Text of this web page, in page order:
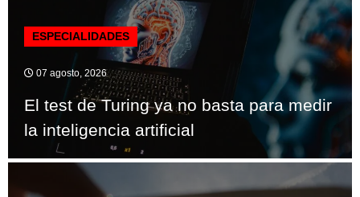
ESPECIALIDADES
07 agosto, 2026
El test de Turing ya no basta para medir
la inteligencia artificial